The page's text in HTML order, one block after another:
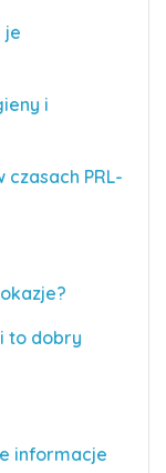
je
i
czasach PRL-
to dobry
informacje